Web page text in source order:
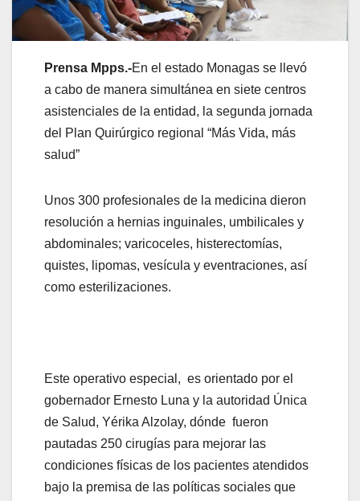
Prensa Mpps.-En el estado Monagas se llevó
a cabo de manera simultánea en siete centros
asistenciales de la entidad, la segunda jornada
del Plan Quirúrgico regional “Más Vida, más
salud”
Unos 300 profesionales de la medicina dieron
resolución a hernias inguinales, umbilicales y
abdominales; varicoceles, histerectomías,
quistes, lipomas, vesícula y eventraciones, así
como esterilizaciones.
Este operativo especial, es orientado por el
gobernador Ernesto Luna y la autoridad Única
de Salud, Yérika Alzolay, dónde fueron
pautadas 250 cirugías para mejorar las
condiciones físicas de los pacientes atendidos
bajo la premisa de las políticas sociales que